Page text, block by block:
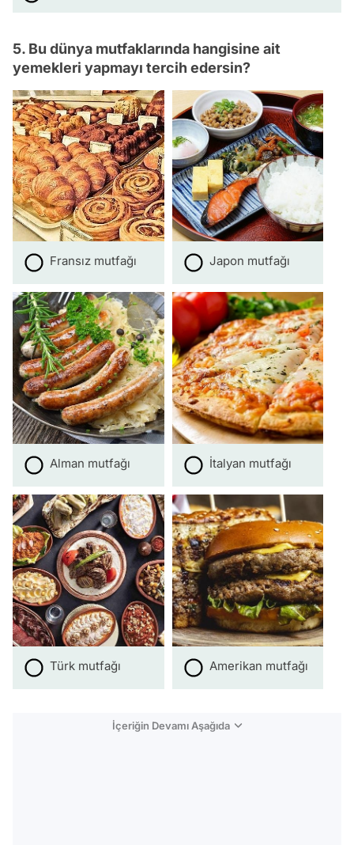
5. Bu dünya mutfaklarında hangisine ait
yemekleri yapmayı tercih edersin?
Fransız mutfağı Japon mutfağı
Alman mutfağı İtalyan mutfağı
Türk mutfağı Amerikan mutfağı
İçeriğin Devamı Aşağıda